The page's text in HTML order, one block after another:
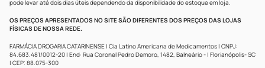
recomendado optar por protetores solares de rosto com
FPS 50 ou superior. Essa faixa de FPS proporciona uma
proteção eficaz contra os raios UVA/UVB, prevenindo
queimaduras solares, danos à pele e o envelhecimento
precoce.
pode levar até dois dias úteis dependendo da disponibilidade do estoque em loja.
OS PREÇOS APRESENTADOS NO SITE SÃO DIFERENTES DOS PREÇOS DAS LOJAS
FÍSICAS DE NOSSA REDE.
FARMÁCIA DROGARIA CATARINENSE | Cia Latino Americana de Medicamentos | CNPJ:
84.683.481/0012-20 | End: Rua Coronel Pedro Demoro, 1482, Balneário - | Florianópolis- SC
| CEP: 88.075-300